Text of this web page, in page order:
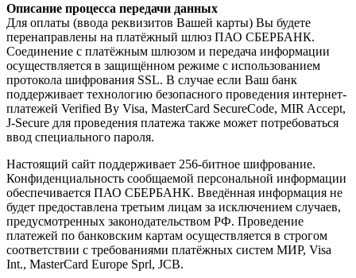
Описание процесса передачи данных
Для оплаты (ввода реквизитов Вашей карты) Вы будете
перенаправлены на платёжный шлюз ПАО СБЕРБАНК.
Соединение с платёжным шлюзом и передача информации
осуществляется в защищённом режиме с использованием
протокола шифрования SSL. В случае если Ваш банк
поддерживает технологию безопасного проведения интернет-
платежей Verified By Visa, MasterCard SecureCode, MIR Accept,
J-Secure для проведения платежа также может потребоваться
ввод специального пароля.
Настоящий сайт поддерживает 256-битное шифрование.
Конфиденциальность сообщаемой персональной информации
обеспечивается ПАО СБЕРБАНК. Введённая информация не
будет предоставлена третьим лицам за исключением случаев,
предусмотренных законодательством РФ. Проведение
платежей по банковским картам осуществляется в строгом
соответствии с требованиями платёжных систем МИР, Visa
Int., MasterCard Europe Sprl, JCB.